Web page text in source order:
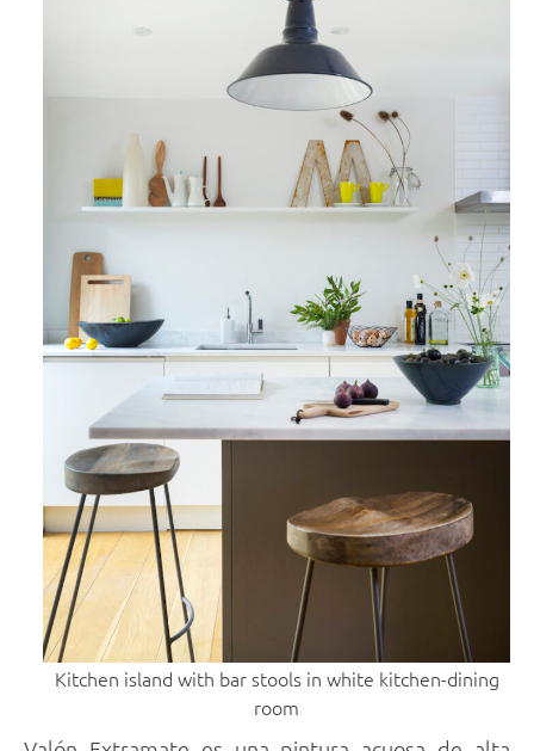
Kitchen island with bar stools in white kitchen-dining
room